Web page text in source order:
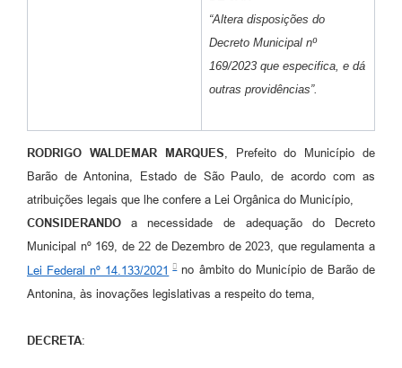
“Altera disposições do
Decreto Municipal nº
169/2023 que especifica, e dá
outras providências”.
RODRIGO WALDEMAR MARQUES, Prefeito do Município de
Barão de Antonina, Estado de São Paulo, de acordo com as
atribuições legais que lhe confere a Lei Orgânica do Município,
CONSIDERANDO a necessidade de adequação do Decreto
Municipal nº 169, de 22 de Dezembro de 2023, que regulamenta a
Lei Federal nº 14.133/2021
no âmbito do Município de Barão de
Antonina, às inovações legislativas a respeito do tema,
DECRETA: